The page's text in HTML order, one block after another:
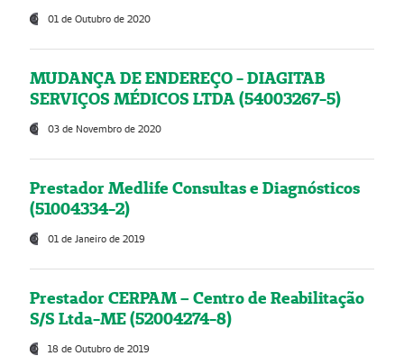
01 de Outubro de 2020
MUDANÇA DE ENDEREÇO - DIAGITAB
SERVIÇOS MÉDICOS LTDA (54003267-5)
03 de Novembro de 2020
Prestador Medlife Consultas e Diagnósticos
(51004334-2)
01 de Janeiro de 2019
Prestador CERPAM – Centro de Reabilitação
S/S Ltda-ME (52004274-8)
18 de Outubro de 2019